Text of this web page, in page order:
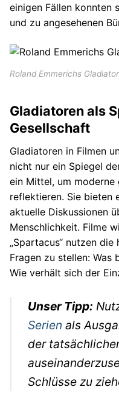
einigen Fällen konnten
und zu angesehenen
Roland Emmerichs
Gladiatoren als
Gesellschaft
Gladiatoren in Filmen
nicht nur ein Spiegel
ein Mittel, um moderne
reflektieren. Sie bieten
aktuelle Diskussionen
Menschlichkeit. Filme
„Spartacus“ nutzen
Fragen zu stellen: Was
Wie verhält sich der
Unser Tipp:
Serien als
der
Schlüsse zu